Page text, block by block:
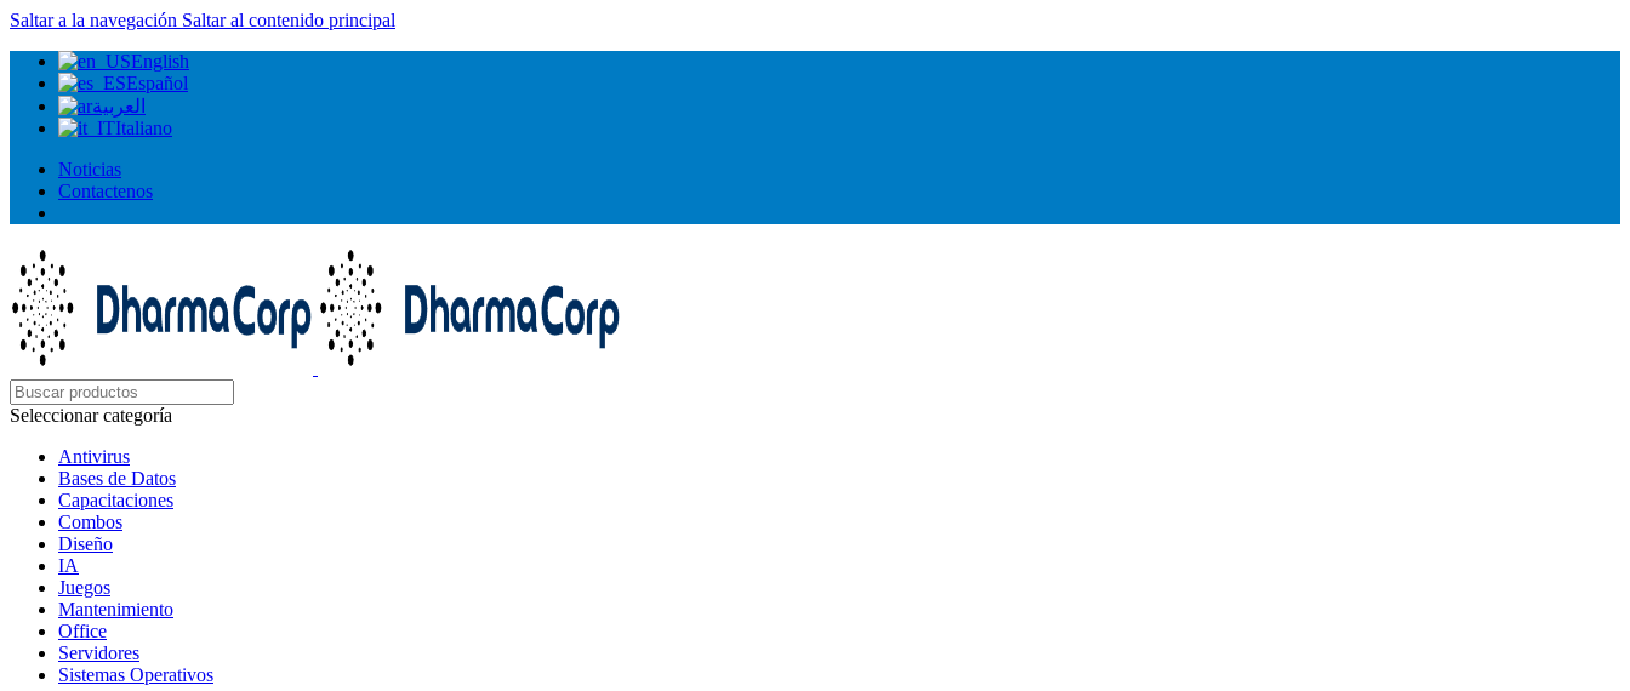
Saltar a la navegación Saltar al contenido principal
English
Español
العربية
Italiano
Noticias
Contactenos
Seleccionar categoría
Antivirus
Bases de Datos
Capacitaciones
Combos
Diseño
IA
Juegos
Mantenimiento
Office
Servidores
Sistemas Operativos